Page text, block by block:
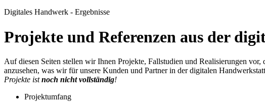
Digitales Handwerk - Ergebnisse
Projekte und Referenzen aus der
Auf diesen Seiten stellen wir Ihnen Projekte, Fallstudien und Realisierungen
anzusehen, was wir für unsere Kunden und Partner in der digitalen
Projekte istnoch nicht vollständig!
Projektumfang